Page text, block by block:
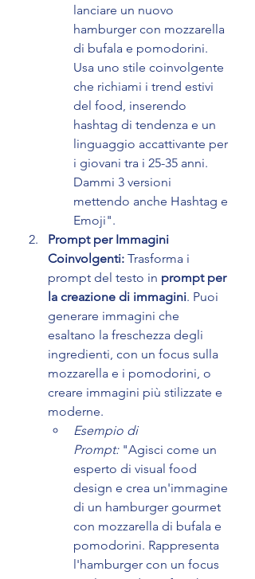
lanciare un nuovo
hamburger con mozzarella
di bufala e pomodorini.
Usa uno stile coinvolgente
che richiami i trend estivi
del food, inserendo
hashtag di tendenza e un
linguaggio accattivante per
i giovani tra i 25-35 anni.
Dammi 3 versioni
mettendo anche Hashtag e
Emoji".
Prompt per Immagini
Coinvolgenti: Trasforma i
prompt del testo in prompt per
la creazione di immagini. Puoi
generare immagini che
esaltano la freschezza degli
ingredienti, con un focus sulla
mozzarella e i pomodorini, o
creare immagini più stilizzate e
moderne.
Esempio di
Prompt: "Agisci come un
esperto di visual food
design e crea un'immagine
di un hamburger gourmet
con mozzarella di bufala e
pomodorini. Rappresenta
l'hamburger con un focus